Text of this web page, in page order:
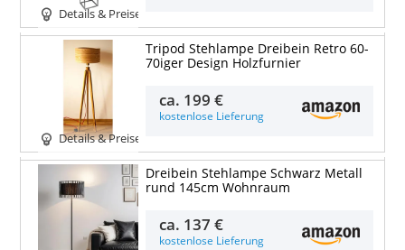
Details & Preise
Details & Preise
Tripod Stehlampe Dreibein Retro 60-
70iger Design Holzfurnier
ca. 199 €
kostenlose Lieferung
Dreibein Stehlampe Schwarz Metall
rund 145cm Wohnraum
ca. 137 €
kostenlose Lieferung